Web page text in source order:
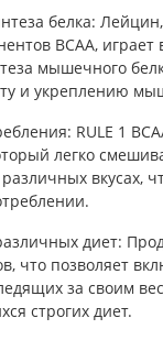
белка:
BCAA,
мышечного
и укреплению
RULE 1
легко
вкусах,
диет:
что позволяет
за своим
строгих диет.